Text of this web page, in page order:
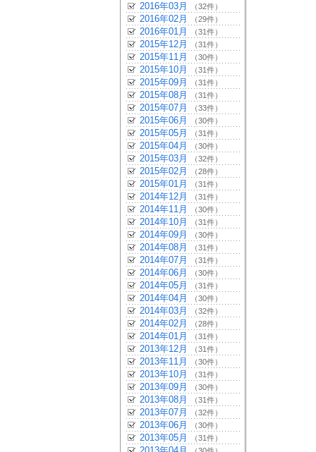
2016年03月 （32件）
2016年02月 （29件）
2016年01月 （31件）
2015年12月 （31件）
2015年11月 （30件）
2015年10月 （31件）
2015年09月 （31件）
2015年08月 （31件）
2015年07月 （33件）
2015年06月 （30件）
2015年05月 （31件）
2015年04月 （30件）
2015年03月 （32件）
2015年02月 （28件）
2015年01月 （31件）
2014年12月 （31件）
2014年11月 （30件）
2014年10月 （31件）
2014年09月 （30件）
2014年08月 （31件）
2014年07月 （31件）
2014年06月 （30件）
2014年05月 （31件）
2014年04月 （30件）
2014年03月 （32件）
2014年02月 （28件）
2014年01月 （31件）
2013年12月 （31件）
2013年11月 （30件）
2013年10月 （31件）
2013年09月 （30件）
2013年08月 （31件）
2013年07月 （32件）
2013年06月 （30件）
2013年05月 （31件）